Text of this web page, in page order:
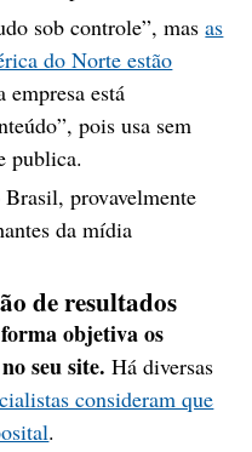
sob controle”, masas
do Norte estão
empresa está
pois usa sem
publica.
provavelmente
da mídia
de resultados
objetiva os
seu site.Há diversas
consideram que
.